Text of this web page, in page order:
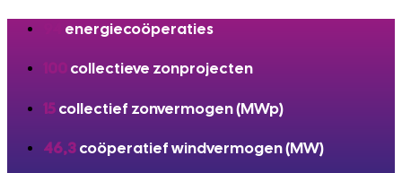
energiecoöperaties
100collectieve zonprojecten
15collectief zonvermogen (MWp)
46,3coöperatief windvermogen (MW)